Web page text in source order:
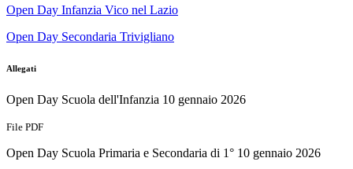
Open Day Infanzia Vico nel Lazio
Open Day Secondaria Trivigliano
Allegati
Open Day Scuola dell'Infanzia 10 gennaio 2026
File PDF
Open Day Scuola Primaria e Secondaria di 1° 10 gennaio 2026